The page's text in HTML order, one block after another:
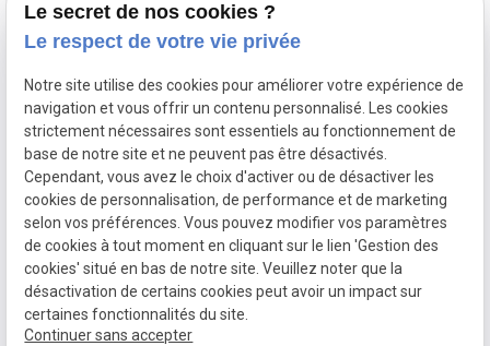
03 66 88 36 24
SIRET :85300832400016
PLAN DU
SITE
GESTION
DES
POLITIQUE DE
Le secret de nos cookies ?
Le respect de votre vie privée
Notre site utilise des cookies pour améliorer votre expérience de
navigation et vous offrir un contenu personnalisé. Les cookies
strictement nécessaires sont essentiels au fonctionnement de
base de notre site et ne peuvent pas être désactivés.
Cependant, vous avez le choix d'activer ou de désactiver les
cookies de personnalisation, de performance et de marketing
selon vos préférences. Vous pouvez modifier vos paramètres
de cookies à tout moment en cliquant sur le lien 'Gestion des
cookies' situé en bas de notre site. Veuillez noter que la
désactivation de certains cookies peut avoir un impact sur
certaines fonctionnalités du site.
Continuer sans accepter